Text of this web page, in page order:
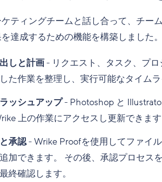
ティングチームと話し合って、チー
達成するための機能を構築しました。
しと計画- リクエスト、タスク、プ
た作業を整理し、実行可能なタイムラ
ッシュアップ- Photoshop と
上の作業にアクセスし更新できます
承認- Wrike Proofを使用してファイ
加できます。 その後、承認プロセス
終確認します。